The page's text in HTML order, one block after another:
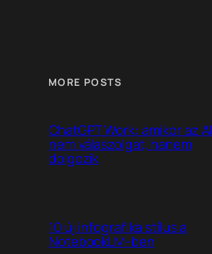
MORE POSTS
ChatGPT Work: amikor az AI
nem válaszolgat, hanem
dolgozik
10 új infografika stílus a
NotebookLM-ben